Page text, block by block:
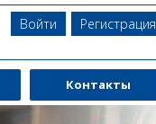
Войти Регистрация
Контакты